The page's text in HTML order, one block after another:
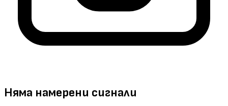
Няма намерени сигнали